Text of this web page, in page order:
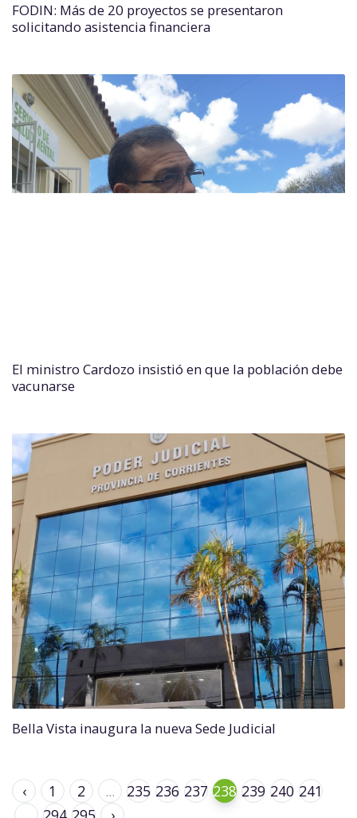
FODIN: Más de 20 proyectos se presentaron
solicitando asistencia financiera
El ministro Cardozo insistió en que la población debe
vacunarse
Bella Vista inaugura la nueva Sede Judicial
‹ 1 2 ... 235 236 237 238 239 240 241